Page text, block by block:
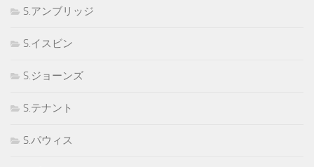
S.アンブリッジ
S.イスビン
S.ジョーンズ
S.テナント
S.パウィス